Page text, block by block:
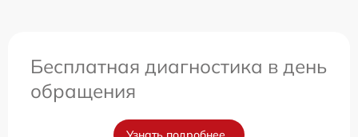
Бесплатная диагностика в день
обращения